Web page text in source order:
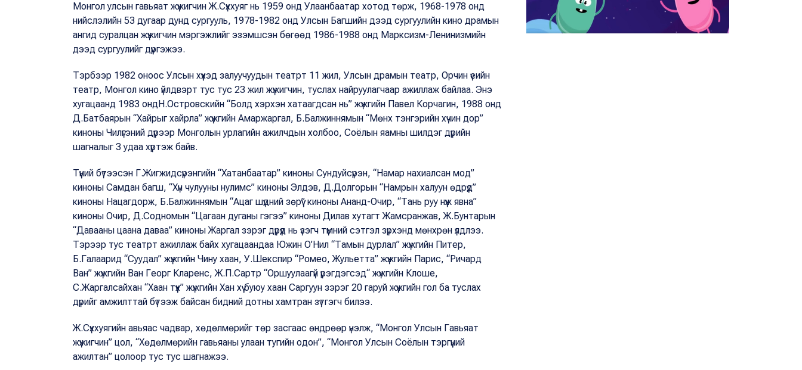
Монгол улсын гавьяат жүжигчин Ж.Сүххуяг нь 1959 онд Улаанбаатар хотод төрж, 1968-1978 онд
нийслэлийн 53 дугаар дунд сургууль, 1978-1982 онд Улсын Багшийн дээд сургуулийн кино драмын
ангид суралцан жүжигчин мэргэжлийг эзэмшсэн бөгөөд 1986-1988 онд Марксизм-Ленинизмийн
дээд сургуулийг дүүргэжээ.
Тэрбээр 1982 оноос Улсын хүүхэд залуучуудын театрт 11 жил, Улсын драмын театр, Орчин үеийн
театр, Монгол кино үйлдвэрт тус тус 23 жил жүжигчин, туслах найруулагчаар ажиллаж байлаа. Энэ
хугацаанд 1983 ондН.Островскийн “Болд хэрхэн хатаагдсан нь” жүжгийн Павел Корчагин, 1988 онд
Д.Батбаярын “Хайрыг хайрла” жүжгийн Амаржаргал, Б.Балжиннямын “Мөнх тэнгэрийн хүчин дор”
киноны Чилүгэний дүрээр Монголын урлагийн ажилчдын холбоо, Соёлын яамны шилдэг дүрийн
шагналыг 3 удаа хүртэж байв.
Түүний бүтээсэн Г.Жигжидсүрэнгийн “Хатанбаатар” киноны Сундуйсүрэн, “Намар нахиалсан мод”
киноны Самдан багш, “Хүн чулууны нулимс” киноны Элдэв, Д.Долгорын “Намрын халуун өдрүүд”
киноны Нацагдорж, Б.Балжиннямын “Ацаг шүдний зөрүү” киноны Ананд-Очир, “Тань руу нүүж явна”
киноны Очир, Д.Содномын “Цагаан дуганы гэгээ” киноны Дилав хутагт Жамсранжав, Ж.Бунтарын
“Давааны цаана даваа” киноны Жаргал зэрэг дүрүүд нь үзэгч түмний сэтгэл зүрхэнд мөнхрөн үлдлээ.
Тэрээр тус театрт ажиллаж байх хугацаандаа Южин О’Нил “Тамын дурлал” жүжгийн Питер,
Б.Галаарид “Суудал” жүжгийн Чину хаан, У.Шекспир “Ромео, Жульетта” жүжгийн Парис, “Ричард
Ван” жүжгийн Ван Георг Кларенс, Ж.П.Сартр “Оршуулаагүй үрэгдэгсэд“ жүжгийн Клоше,
С.Жаргалсайхан “Хаан түүх” жүжгийн Хан хүү буюу хаан Саргуун зэрэг 20 гаруй жүжгийн гол ба туслах
дүрийг амжилттай бүтээж байсан бидний дотны хамтран зүтгэгч билээ.
Ж.Сүххуягийн авьяас чадвар, хөдөлмөрийг төр засгаас өндрөөр үнэлж, “Монгол Улсын Гавьяат
жүжигчин” цол, “Хөдөлмөрийн гавьяаны улаан тугийн одон”, “Монгол Улсын Соёлын тэргүүний
ажилтан” цолоор тус тус шагнажээ.